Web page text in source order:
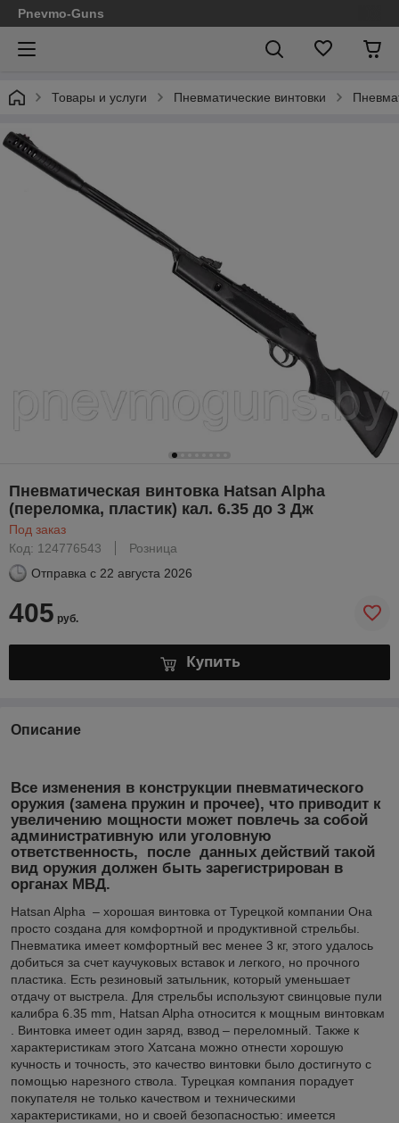
Pnevmo-Guns
Товары и услуги Пневматические винтовки
Пневматическая винтовка Hatsan Alpha
(переломка, пластик) кал. 6.35 до 3 Дж
Под заказ
Код: 124776543
Розница
Отправка с 22 августа 2026
405 руб.
Купить
Описание
Все изменения в конструкции пневматического
оружия (замена пружин и прочее), что приводит к
увеличению мощности может повлечь за собой
административную или уголовную
ответственность, после данных действий такой
вид оружия должен быть зарегистрирован в
органах МВД.
Hatsan Alpha – хорошая винтовка от Турецкой компании Она
просто создана для комфортной и продуктивной стрельбы.
Пневматика имеет комфортный вес менее 3 кг, этого удалось
добиться за счет каучуковых вставок и легкого, но прочного
пластика. Есть резиновый затыльник, который уменьшает
отдачу от выстрела. Для стрельбы используют свинцовые пули
калибра 6.35 mm, Hatsan Alpha относится к мощным винтовкам
. Винтовка имеет один заряд, взвод – переломный. Также к
характеристикам этого Хатсана можно отнести хорошую
кучность и точность, это качество винтовки было достигнуто с
помощью нарезного ствола. Турецкая компания порадует
покупателя не только качеством и техническими
характеристиками, но и своей безопасностью: имеется